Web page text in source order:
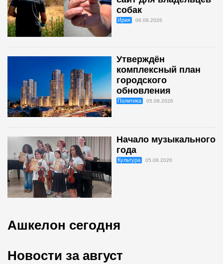
собак
Ирия 06.08.2026
Утверждён
комплексный план
городского
обновления
Политика 05.08.2026
Начало музыкального
года
Культура 05.08.2026
Ашкелон сегодня
Новости за август